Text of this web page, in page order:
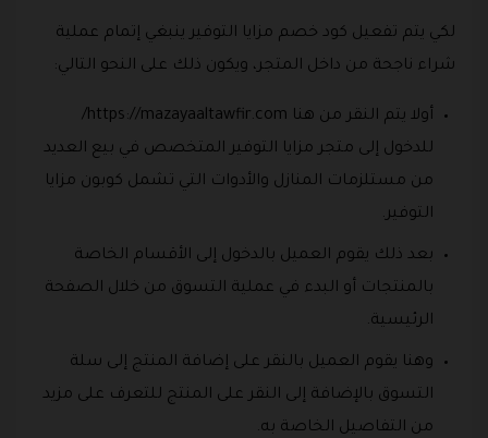
لكي يتم تفعيل كود خصم مزايا التوفير ينبغي إتمام عملية
شراء ناجحة من داخل المتجر، ويكون ذلك على النحو التالي:
أولا يتم النقر من هنا https://mazayaaltawfir.com/
للدخول إلى متجر مزايا التوفير المتخصص في بيع العديد
من مستلزمات المنازل والأدوات التي تشمل كوبون مزايا
التوفير.
بعد ذلك يقوم العميل بالدخول إلى الأقسام الخاصة
بالمنتجات أو البدء في عملية التسوق من خلال الصفحة
الرئيسية.
وهنا يقوم العميل بالنقر على إضافة المنتج إلى سلة
التسوق بالإضافة إلى النقر على المنتج للتعرف على مزيد
من التفاصيل الخاصة به.